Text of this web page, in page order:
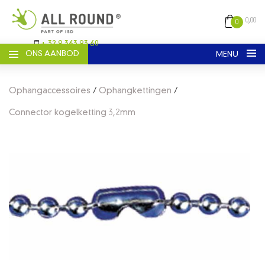
+ 32 9 363 93 60
0 0,00
ONS AANBOD MENU
Nederlands Engels Frans
REGISTREER
ALGEMENE VOORWAARDEN
OVER ONS
Ophangaccessoires / Ophangkettingen /
Connector kogelketting 3,2mm